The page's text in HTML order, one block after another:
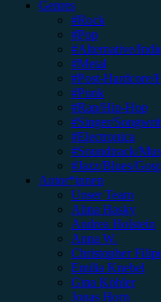
Genres
#Rock
#Pop
#Alternative/
#Metal
#Post-Hardcore/
#Punk
#Rap/Hip-Hop
#Singer/
#Electronica
#Soundtrack/
#Jazz/Blues/
Autor*innen
Unser Team
Alina Hasky
Andrea Holstein
Anna W.
Christopher
Emilia Knebel
Gina Köhler
Jonas Horn